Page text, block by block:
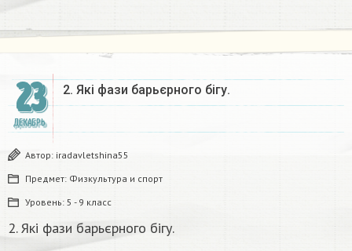
23
ДЕКАБРЬ
2. Які фази барьєрного бігу.​
Автор: iradavletshina55
Предмет: Физкультура и спорт
Уровень: 5 - 9 класс
2. Які фази барьєрного бігу.​